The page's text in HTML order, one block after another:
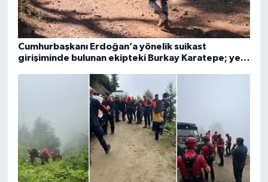
Cumhurbaşkanı Erdoğan’a yönelik suikast
girişiminde bulunan ekipteki Burkay Karatepe; yer